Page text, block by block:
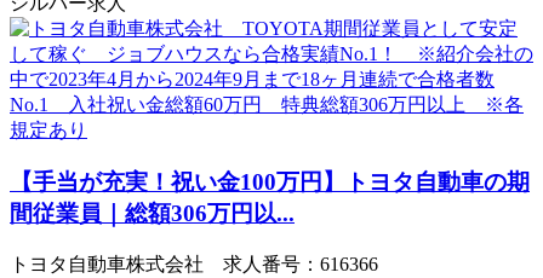
【手当が充実！祝い金100万円】トヨタ自動車の期
間従業員｜総額306万円以...
トヨタ自動車株式会社 求人番号：616366